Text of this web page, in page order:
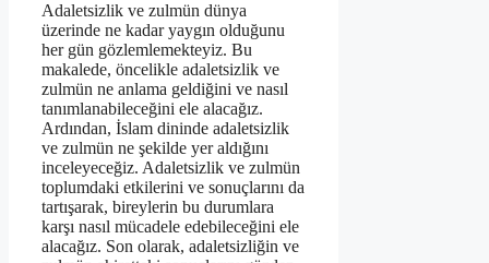
Adaletsizlik ve zulmün dünya
üzerinde ne kadar yaygın olduğunu
her gün gözlemlemekteyiz. Bu
makalede, öncelikle adaletsizlik ve
zulmün ne anlama geldiğini ve nasıl
tanımlanabileceğini ele alacağız.
Ardından, İslam dininde adaletsizlik
ve zulmün ne şekilde yer aldığını
inceleyeceğiz. Adaletsizlik ve zulmün
toplumdaki etkilerini ve sonuçlarını da
tartışarak, bireylerin bu durumlara
karşı nasıl mücadele edebileceğini ele
alacağız. Son olarak, adaletsizliğin ve